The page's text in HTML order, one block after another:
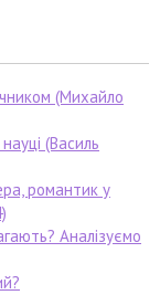
(Михайло
(Василь
романтик у
Аналізуємо